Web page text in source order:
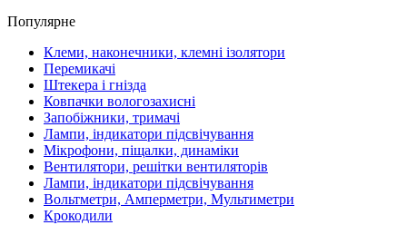
Популярне
Клеми, наконечники, клемні ізолятори
Перемикачі
Штекера і гнізда
Ковпачки вологозахисні
Запобіжники, тримачі
Лампи, індикатори підсвічування
Мікрофони, піщалки, динаміки
Вентилятори, решітки вентиляторів
Лампи, індикатори підсвічування
Вольтметри, Амперметри, Мультиметри
Крокодили